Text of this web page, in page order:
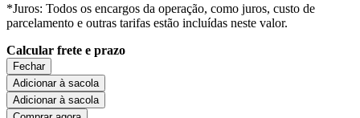
*Juros: Todos os encargos da operação, como juros, custo de
parcelamento e outras tarifas estão incluídas neste valor.
Calcular frete e prazo
Fechar
Adicionar à sacola
Adicionar à sacola